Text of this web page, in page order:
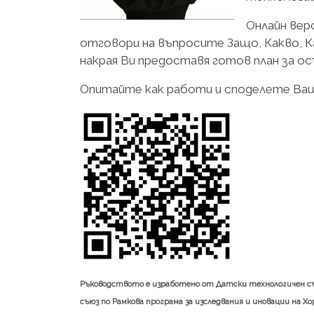
Онлайн
отговори на въпросите Защо, Какво,
накрая Ви предоставя готов план за
Опитайте как работи и споделете
Ръководството е изработено от Датски технологичен
съюз по Рамкова програма за изследвания и иновации на